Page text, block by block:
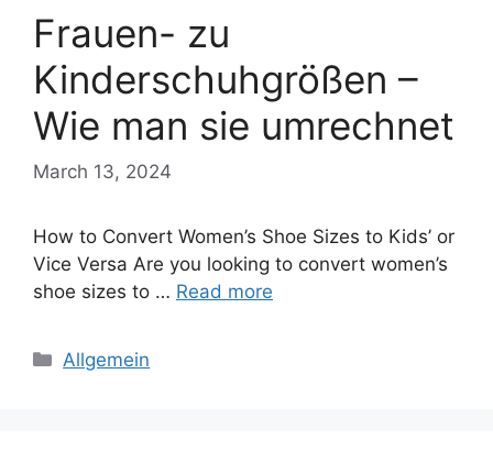
Frauen- zu
Kinderschuhgrößen –
Wie man sie umrechnet
March 13, 2024
How to Convert Women’s Shoe Sizes to Kids’ or
Vice Versa Are you looking to convert women’s
shoe sizes to … Read more
Categories
Allgemein